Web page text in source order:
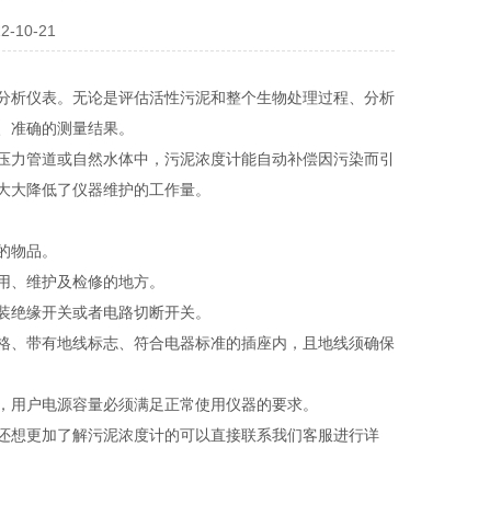
10-21
仪表。无论是评估活性污泥和整个生物处理过程、分析
确的测量结果。
管道或自然水体中，污泥浓度计能自动补偿因污染而引
降低了仪器维护的工作量。
品。
维护及检修的地方。
缘开关或者电路切断开关。
带有地线标志、符合电器标准的插座内，且地线须确保
户电源容量必须满足正常使用仪器的要求。
更加了解污泥浓度计的可以直接联系我们客服进行详